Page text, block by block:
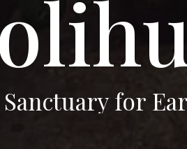
lih
Sanctuary for Ea